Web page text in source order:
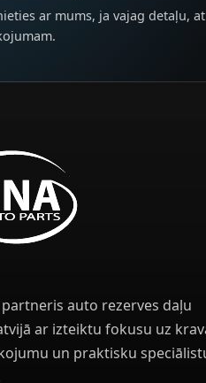
ar mums, ja vajag detaļu,
auto rezerves daļu
ar izteiktu fokusu uz
un praktisku